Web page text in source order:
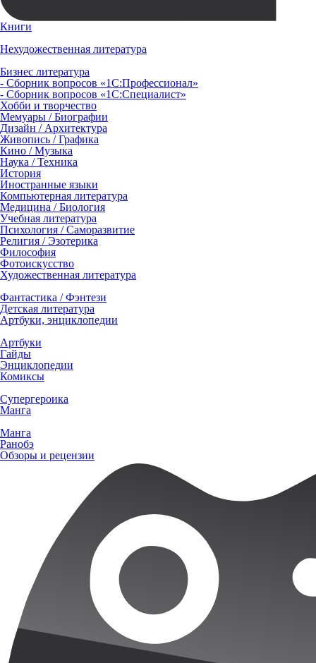
Книги
Нехудожественная литература
Бизнес литература
- Сборник вопросов «1С:Профессионал»
- Сборник вопросов «1С:Специалист»
Хобби и творчество
Мемуары / Биографии
Дизайн / Архитектура
Живопись / Графика
Кино / Музыка
Наука / Техника
История
Иностранные языки
Компьютерная литература
Медицина / Биология
Учебная литература
Психология / Саморазвитие
Религия / Эзотерика
Философия
Фотоискусство
Художественная литература
Фантастика / Фэнтези
Детская литература
Артбуки, энциклопедии
Артбуки
Гайды
Энциклопедии
Комиксы
Супергероика
Манга
Манга
Ранобэ
Обзоры и рецензии